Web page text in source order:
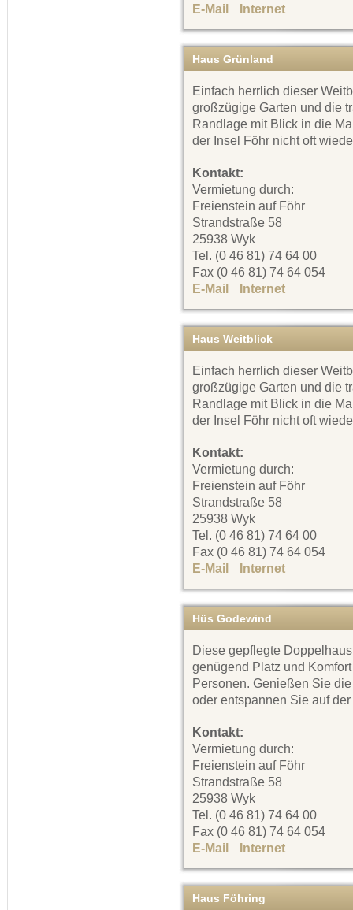
E-Mail Internet
Haus Grünland
Einfach herrlich dieser
großzügige Garten und die
Randlage mit Blick in die
der Insel Föhr nicht oft
Kontakt:
Vermietung durch:
Freienstein auf Föhr
Strandstraße 58
25938 Wyk
Tel. (0 46 81) 74 64 00
Fax (0 46 81) 74 64 054
E-Mail
Internet
Haus Weitblick
Einfach herrlich dieser
großzügige Garten und die
Randlage mit Blick in die
der Insel Föhr nicht oft
Kontakt:
Vermietung durch:
Freienstein auf Föhr
Strandstraße 58
25938 Wyk
Tel. (0 46 81) 74 64 00
Fax (0 46 81) 74 64 054
E-Mail
Internet
Hüs Godewind
Diese gepflegte
genügend Platz und
Personen. Genießen Sie
oder entspannen Sie auf
Kontakt:
Vermietung durch:
Freienstein auf Föhr
Strandstraße 58
25938 Wyk
Tel. (0 46 81) 74 64 00
Fax (0 46 81) 74 64 054
E-Mail
Internet
Haus Föhring